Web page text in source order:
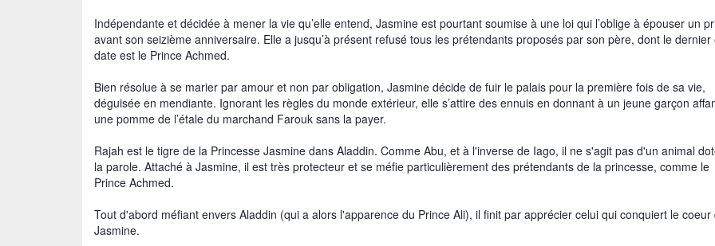
Indépendante et décidée à mener la vie qu’elle entend, Jasmine est pourtant soumise à une loi qui l’oblige à épouser un
avant son seizième anniversaire. Elle a jusqu’à présent refusé tous les prétendants proposés par son père, dont le dernier
date est le Prince Achmed.
Bien résolue à se marier par amour et non par obligation, Jasmine décide de fuir le palais pour la première fois de sa vie,
déguisée en mendiante. Ignorant les règles du monde extérieur, elle s’attire des ennuis en donnant à un jeune garçon
une pomme de l’étale du marchand Farouk sans la payer.
Rajah est le tigre de la Princesse Jasmine dans Aladdin. Comme Abu, et à l'inverse de Iago, il ne s'agit pas d'un animal
la parole. Attaché à Jasmine, il est très protecteur et se méfie particulièrement des prétendants de la princesse, comme le
Prince Achmed.
Tout d'abord méfiant envers Aladdin (qui a alors l'apparence du Prince Ali), il finit par apprécier celui qui conquiert le coeur
Jasmine.